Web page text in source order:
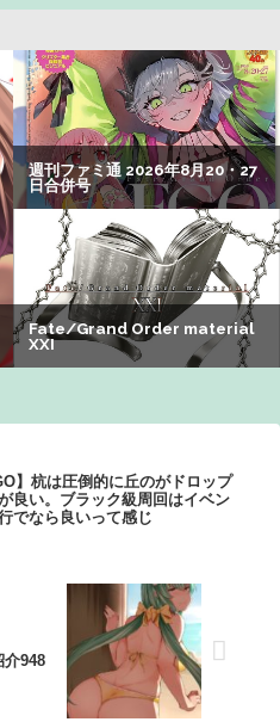
ナンバーツーになった結果
由、ついに判明かｗｗｗｗ：
ャンポケ斎藤は口封じに被害
ろ」←1万いいね
触られてしまうｗｗｗｗｗ
ュース
】杭は圧倒的に丘のがドロップ
良い。ブラック級周回はイベン
でなら良いって感じ
948